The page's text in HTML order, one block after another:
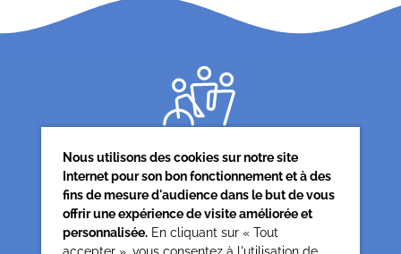
Siège associatif
62 rue de la glacière
Nous utilisons des cookies sur notre site
Internet pour son bon fonctionnement et à des
fins de mesure d'audience dans le but de vous
offrir une expérience de visite améliorée et
personnalisée. En cliquant sur « Tout